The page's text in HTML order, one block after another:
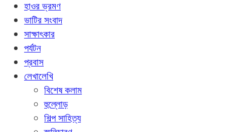
হাওর ভ্রমণ
ভাটির সংবাদ
সাক্ষাৎকার
পর্যটন
প্রবাস
লেখালেখি
বিশেষ কলাম
হুল্লোড়
শিল্প সাহিত্য